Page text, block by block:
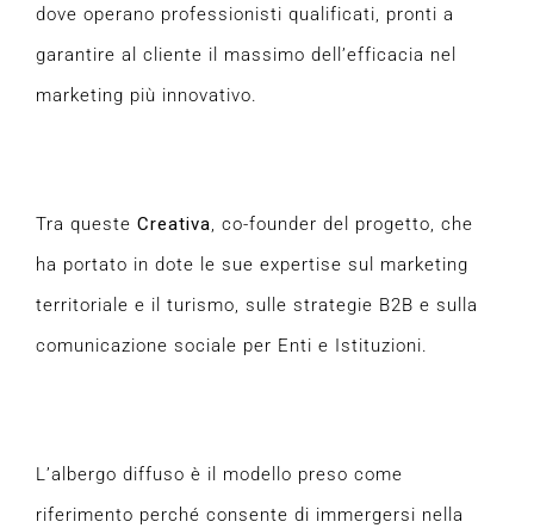
dove operano professionisti qualificati, pronti a
garantire al cliente il massimo dell’efficacia nel
marketing più innovativo.
Tra queste Creativa, co-founder del progetto, che
ha portato in dote le sue expertise sul marketing
territoriale e il turismo, sulle strategie B2B e sulla
comunicazione sociale per Enti e Istituzioni.
L’albergo diffuso è il modello preso come
riferimento perché consente di immergersi nella